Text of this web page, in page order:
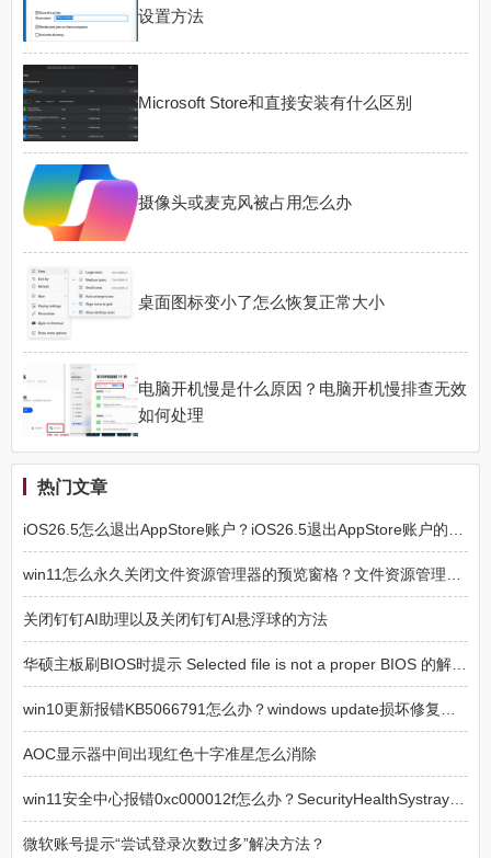
设置方法
Microsoft Store和直接安装有什么区别
摄像头或麦克风被占用怎么办
桌面图标变小了怎么恢复正常大小
电脑开机慢是什么原因？电脑开机慢排查无效
如何处理
热门文章
关闭钉钉AI助理以及关闭钉钉AI悬浮球的方法
AOC显示器中间出现红色十字准星怎么消除
微软账号提示“尝试登录次数过多”解决方法？